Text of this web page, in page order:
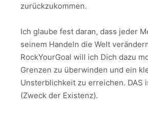
zurückzukommen.
Ich glaube fest daran, dass jeder
seinem Handeln die Welt
RockYourGoal will ich Dich dazu
Grenzen zu überwinden und ein
Unsterblichkeit zu erreichen. DAS
(Zweck der Existenz).